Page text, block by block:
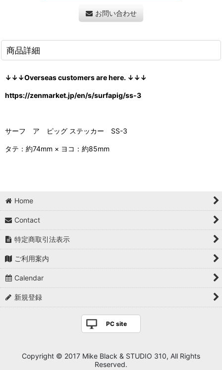
お問い合わせ
商品詳細
↓↓↓Overseas customers are here. ↓↓↓
https://zenmarket.jp/en/s/surfapig/ss-3
サーフ ア ピッグ ステッカー SS-3
タテ：約74mm × ヨコ：約85mm
Home
Contact
特定商取引法表示
ご利用案内
Calendar
新規登録
PC site
Copyright © 2017 Mike Black & STUDIO 310, All Rights
Reserved.